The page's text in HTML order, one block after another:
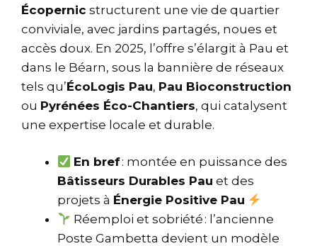
Écopernic structurent une vie de quartier
conviviale, avec jardins partagés, noues et
accès doux. En 2025, l’offre s’élargit à Pau et
dans le Béarn, sous la bannière de réseaux
tels qu’ÉcoLogis Pau, Pau Bioconstruction
ou Pyrénées Éco-Chantiers, qui catalysent
une expertise locale et durable.
En bref: montée en puissance des
Bâtisseurs Durables Pau et des
projets à Énergie Positive Pau
Réemploi et sobriété : l’ancienne
Poste Gambetta devient un modèle